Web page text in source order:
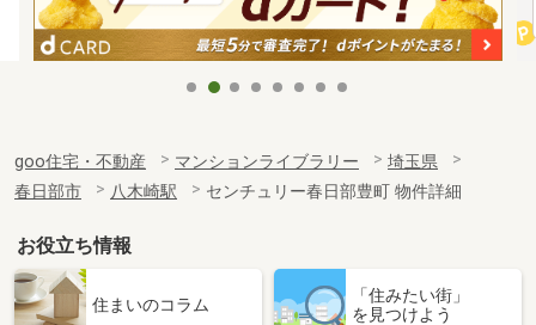
goo住宅・不動産 マンションライブラリー
埼玉県
春日部市
八木崎駅 センチュリー春日部豊町 物件詳細
お役立ち情報
住まいのコラム
「住みたい街」
を見つけよう